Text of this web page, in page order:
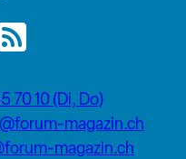
70 10 (Di, Do)
magazin.ch
magazin.ch